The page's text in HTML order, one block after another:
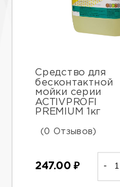
Средство для
бесконтактной
мойки серии
ACTIVPROFI
PREMIUM 1кг
(0 Отзывов)
247.00₽ -